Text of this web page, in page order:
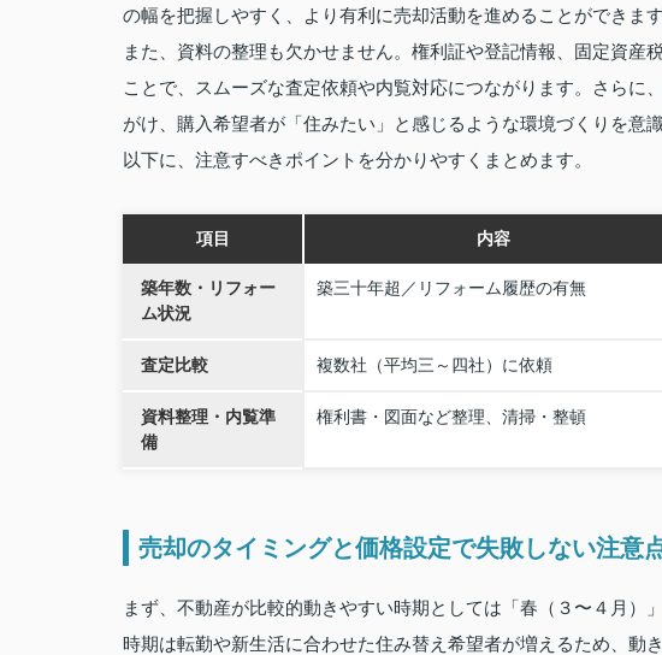
の幅を把握しやすく、より有利に売却活動を進めることができます
また、資料の整理も欠かせません。権利証や登記情報、固定資産
ことで、スムーズな査定依頼や内覧対応につながります。さらに
がけ、購入希望者が「住みたい」と感じるような環境づくりを意識
以下に、注意すべきポイントを分かりやすくまとめます。
項目 内容
築年数・リフォー
ム状況
築三十年超／リフォーム履歴の有無
査定比較 複数社（平均三～四社）に依頼
資料整理・内覧準
備
権利書・図面など整理、清掃・整頓
売却のタイミングと価格設定で失敗しない注意
まず、不動産が比較的動きやすい時期としては「春（３〜４月）
時期は転勤や新生活に合わせた住み替え希望者が増えるため、動